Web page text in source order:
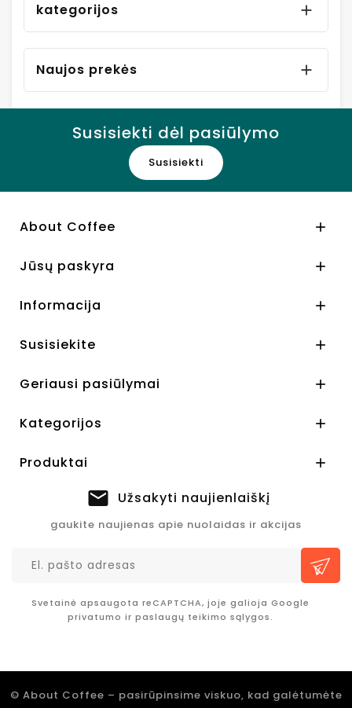
kategorijos 
Naujos prekės 
Susisiekti dėl pasiūlymo
Susisiekti
About Coffee 
Jūsų paskyra 
Informacija 
Susisiekite 
Geriausi pasiūlymai 
Kategorijos 
Produktai 
Užsakyti naujienlaiškį
gaukite naujienas apie nuolaidas ir akcijas
Svetainė apsaugota reCAPTCHA, joje galioja Google
privatumo ir paslaugų teikimo sąlygos.
© About Coffee – pasirūpinsime viskuo, kad galėtumėte